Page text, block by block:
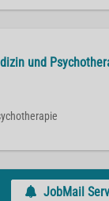
und
JobMail